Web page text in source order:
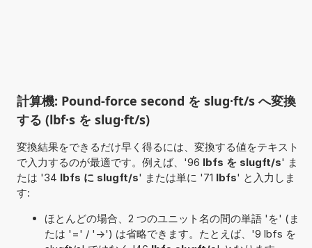
計算機: Pound-force second を slug·ft/s へ変換
する (lbf·s を slug·ft/s)
変換結果をできるだけ早く得るには、変換する値をテキスト
で入力するのが最適です。例えば、'96 lbfs を slugft/s' ま
たは '34 lbfs に slugft/s' または単に '71 lbfs' と入力しま
す:
ほとんどの場合、2 つのユニット名の間の単語 'を' (ま
たは '=' / '->') は省略できます。たとえば、'9 lbfs を